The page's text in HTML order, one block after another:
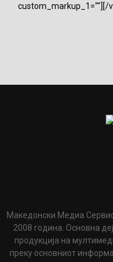
custom_markup_1=""][/
Македонски Медиа
2008 година. Основна
продукција на
преку основниот